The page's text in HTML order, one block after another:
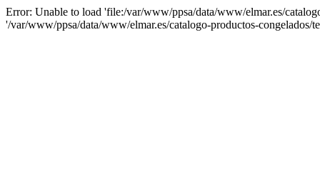
Error: Unable to load 'file:/var/www/ppsa/data/www/elmar.es/
'/var/www/ppsa/data/www/elmar.es/catalogo-productos-congelados/